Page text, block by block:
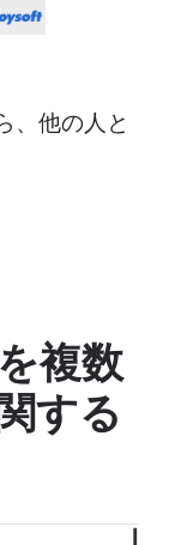
、他の人と
複数
する